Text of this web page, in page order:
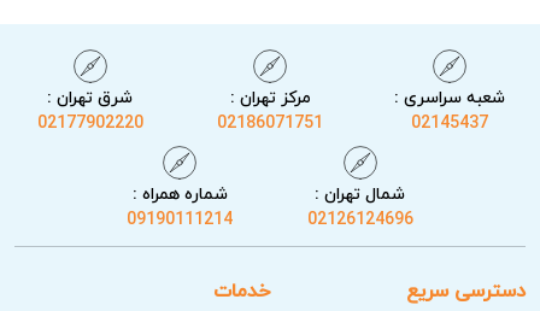
شعبه سراسری :
02145437
مرکز تهران :
02186071751
شرق تهران :
02177902220
شمال تهران :
02126124696
شماره همراه :
09190111214
دسترسی سریع خدمات